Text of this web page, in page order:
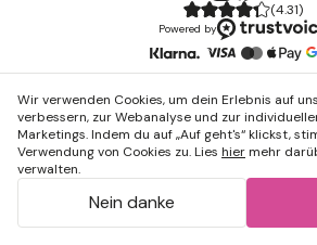
(4.31)
Powered by
Wir verwenden Cookies, um dein Erlebnis auf
verbessern, zur Webanalyse und zur
Marketings. Indem du auf „Auf geht's“ klickst,
Verwendung von Cookies zu. Lies hiermehr
verwalten.
Nein danke